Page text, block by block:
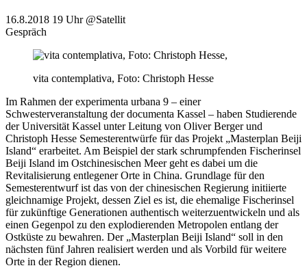
16.8.2018 19 Uhr @Satellit
Gespräch
vita contemplativa, Foto: Christoph Hesse
Im Rahmen der experimenta urbana 9 – einer
Schwesterveranstaltung der documenta Kassel – haben Studierende
der Universität Kassel unter Leitung von Oliver Berger und
Christoph Hesse Semesterentwürfe für das Projekt „Masterplan Beiji
Island“ erarbeitet. Am Beispiel der stark schrumpfenden Fischerinsel
Beiji Island im Ostchinesischen Meer geht es dabei um die
Revitalisierung entlegener Orte in China. Grundlage für den
Semesterentwurf ist das von der chinesischen Regierung initiierte
gleichnamige Projekt, dessen Ziel es ist, die ehemalige Fischerinsel
für zukünftige Generationen authentisch weiterzuentwickeln und als
einen Gegenpol zu den explodierenden Metropolen entlang der
Ostküste zu bewahren. Der „Masterplan Beiji Island“ soll in den
nächsten fünf Jahren realisiert werden und als Vorbild für weitere
Orte in der Region dienen.